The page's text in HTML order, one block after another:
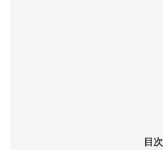
目次